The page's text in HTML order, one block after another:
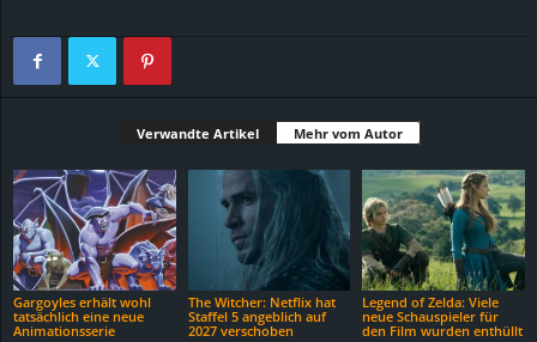
Verwandte Artikel Mehr vom Autor
Gargoyles erhält wohl
tatsächlich eine neue
Animationsserie
The Witcher: Netflix hat
Staffel 5 angeblich auf
2027 verschoben
Legend of Zelda: Viele
neue Schauspieler für
den Film wurden enthüllt